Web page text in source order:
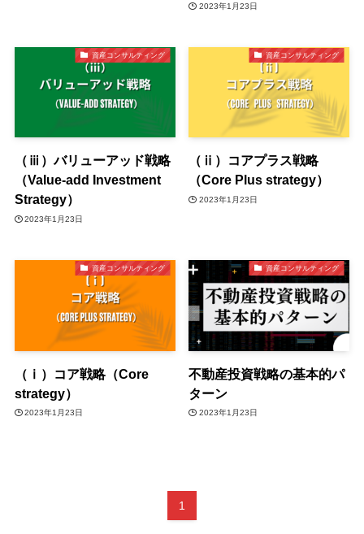
2023年1月23日
資産コンサルティング
（ⅲ）バリューアッド戦略
（Value-add Investment
Strategy）
2023年1月23日
資産コンサルティング
（ⅱ）コアプラス戦略
（Core Plus strategy）
2023年1月23日
資産コンサルティング
（ⅰ）コア戦略（Core
strategy）
2023年1月23日
資産コンサルティング
不動産投資戦略の基本的パ
ターン
2023年1月23日
1